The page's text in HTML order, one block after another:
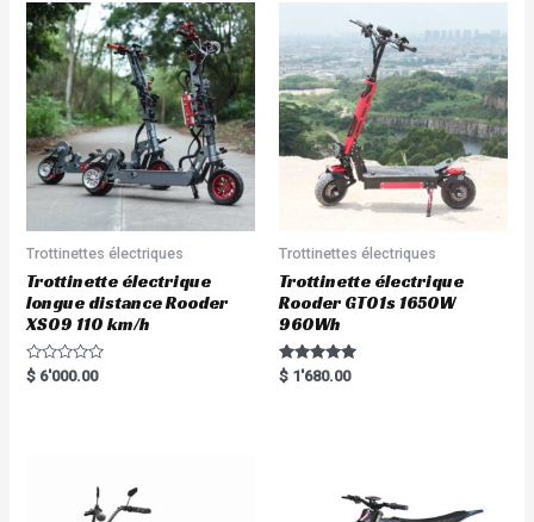
Trottinettes électriques
Trottinette électrique
longue distance Rooder
XS09 110 km/h
R
a
$ 6'000.00
Trottinettes électriques
Trottinette électrique
Rooder GT01s 1650W
960Wh
Rated
5.00
$ 1'680.00